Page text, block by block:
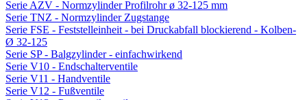
Serie AZV - Normzylinder Profilrohr ø 32-125 mm
Serie TNZ - Normzylinder Zugstange
Serie FSE - Feststelleinheit - bei Druckabfall blockierend - Kolben-
Ø 32-125
Serie SP - Balgzylinder - einfachwirkend
Serie V10 - Endschalterventile
Serie V11 - Handventile
Serie V12 - Fußventile